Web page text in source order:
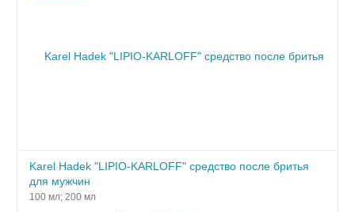
Karel Hadek "LIPIO-KARLOFF" средство после бритья
для мужчин
100 мл; 200 мл